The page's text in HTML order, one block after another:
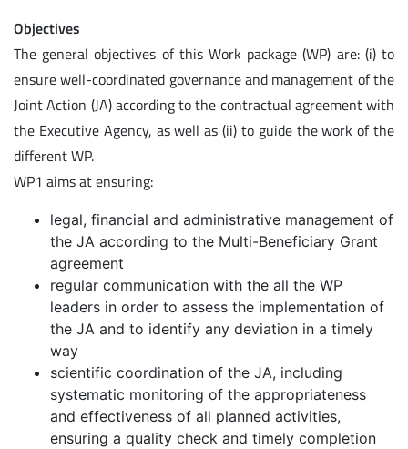
Objectives
The general objectives of this Work package (WP) are: (i) to
ensure well-coordinated governance and management of the
Joint Action (JA) according to the contractual agreement with
the Executive Agency, as well as (ii) to guide the work of the
different WP.
WP1 aims at ensuring:
legal, financial and administrative management of
the JA according to the Multi-Beneficiary Grant
agreement
regular communication with the all the WP
leaders in order to assess the implementation of
the JA and to identify any deviation in a timely
way
scientific coordination of the JA, including
systematic monitoring of the appropriateness
and effectiveness of all planned activities,
ensuring a quality check and timely completion